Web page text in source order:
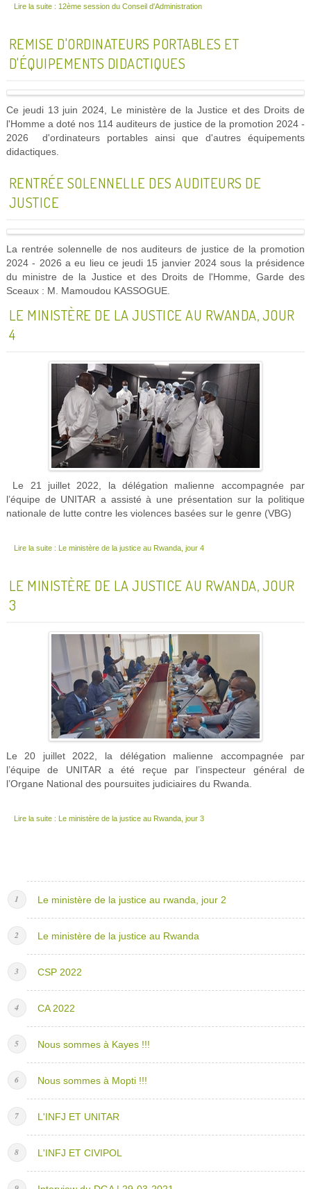
Lire la suite : 12ème session du Conseil d'Administration
REMISE D'ORDINATEURS PORTABLES ET
D'ÉQUIPEMENTS DIDACTIQUES
Ce jeudi 13 juin 2024, Le ministère de la Justice et des Droits de
l'Homme a doté nos 114 auditeurs de justice de la promotion 2024 -
2026 d'ordinateurs portables ainsi que d'autres équipements
didactiques.
RENTRÉE SOLENNELLE DES AUDITEURS DE
JUSTICE
La rentrée solennelle de nos auditeurs de justice de la promotion
2024 - 2026 a eu lieu ce jeudi 15 janvier 2024 sous la présidence
du ministre de la Justice et des Droits de l'Homme, Garde des
Sceaux : M. Mamoudou KASSOGUE.
LE MINISTÈRE DE LA JUSTICE AU RWANDA, JOUR
4
Le 21 juillet 2022, la délégation malienne accompagnée par
l’équipe de UNITAR a assisté à une présentation sur la politique
nationale de lutte contre les violences basées sur le genre (VBG)
Lire la suite : Le ministère de la justice au Rwanda, jour 4
LE MINISTÈRE DE LA JUSTICE AU RWANDA, JOUR
3
Le 20 juillet 2022, la délégation malienne accompagnée par
l’équipe de UNITAR a été reçue par l’inspecteur général de
l’Organe National des poursuites judiciaires du Rwanda.
Lire la suite : Le ministère de la justice au Rwanda, jour 3
Le ministère de la justice au rwanda, jour 2
Le ministère de la justice au Rwanda
CSP 2022
CA 2022
Nous sommes à Kayes !!!
Nous sommes à Mopti !!!
L'INFJ ET UNITAR
L'INFJ ET CIVIPOL